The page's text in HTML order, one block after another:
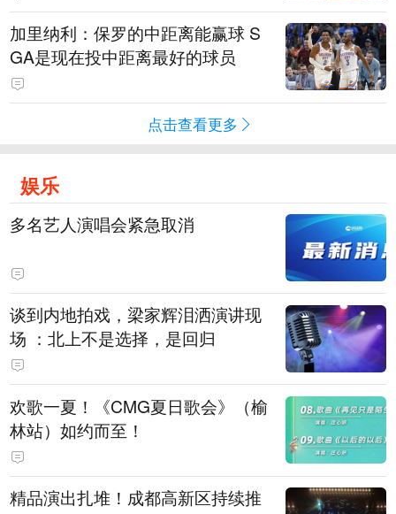
加里纳利：保罗的中距离能赢球 S
GA是现在投中距离最好的球员
点击查看更多
娱乐
多名艺人演唱会紧急取消
谈到内地拍戏，梁家辉泪洒演讲现
场 ：北上不是选择，是回归
欢歌一夏！《CMG夏日歌会》（榆
林站）如约而至！
精品演出扎堆！成都高新区持续推